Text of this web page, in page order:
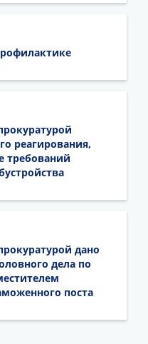
реагирования,
требований
дано
дела по
поста